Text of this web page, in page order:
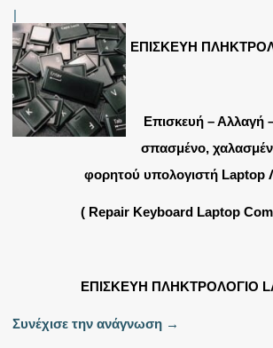
|
ΕΠΙΣΚΕΥΗ
Επισκευή – Αλλαγή
σπασμένο,
φορητού υπολογιστή Laptop
( Repair Keyboard Laptop
ΕΠΙΣΚΕΥΗ ΠΛΗΚΤΡΟΛΟΓΙΟ
Συνέχισε την ανάγνωση →